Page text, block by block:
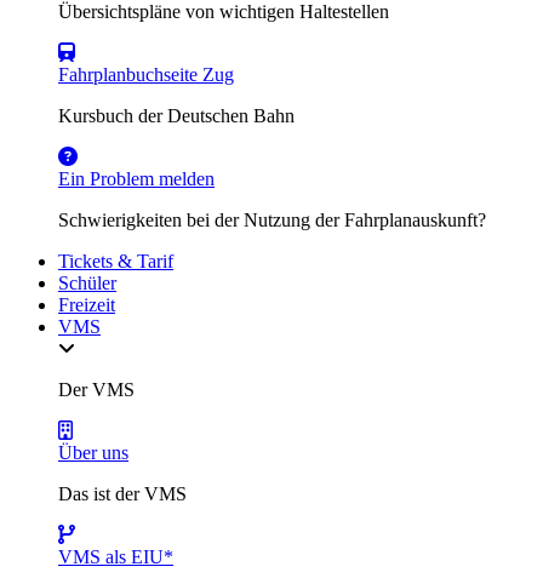
Übersichtspläne von wichtigen Haltestellen
Fahrplanbuchseite Zug
Kursbuch der Deutschen Bahn
Ein Problem melden
Schwierigkeiten bei der Nutzung der Fahrplanauskunft?
Tickets & Tarif
Schüler
Freizeit
VMS
Der VMS
Über uns
Das ist der VMS
VMS als EIU*